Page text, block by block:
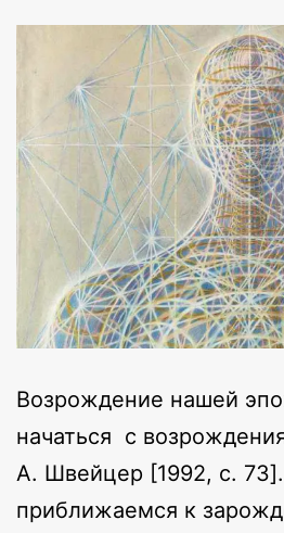
Возрождение нашей
начаться с
А. Швейцер [1992, c.
приближаемся к